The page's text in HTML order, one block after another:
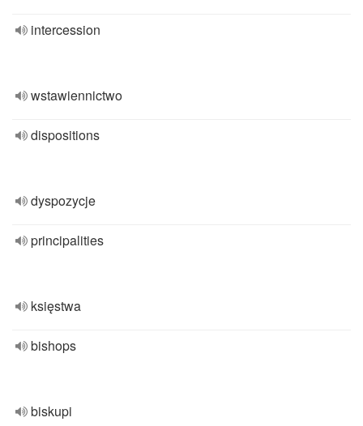
intercession
wstawiennictwo
dispositions
dyspozycje
principalities
księstwa
bishops
biskupi